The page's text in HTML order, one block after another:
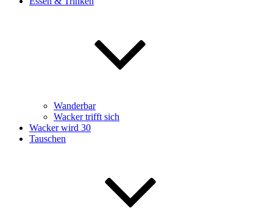
Wanderbar
Wacker trifft sich
Wacker wird 30
Tauschen